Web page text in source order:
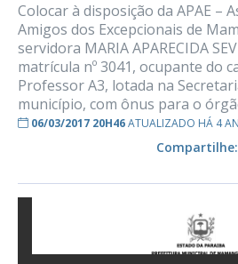
Colocar à disposição da APAE –
Amigos dos Excepcionais de
servidora MARIA APARECIDA
matrícula nº 3041, ocupante do
Professor A3, lotada na
município, com ônus para o
06/03/2017 20H46ATUALIZADO HÁ 4
Compartilhe: